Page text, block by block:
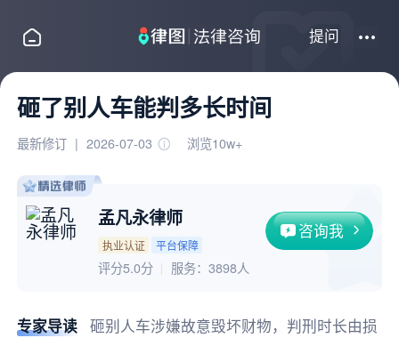
提问
砸了别人车能判多长时间
最新修订 | 2026-07-03 浏览10w+
孟凡永律师
执业认证 平台保障
咨询我
评分5.0分 服务： 3898人
专家导读
砸别人车涉嫌故意毁坏财物，判刑时长由损